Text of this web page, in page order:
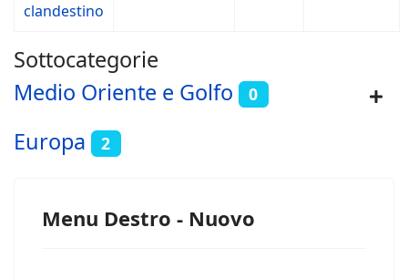
clandestino
Sottocategorie
Medio Oriente e Golfo
0
Europa 2
Menu Destro - Nuovo